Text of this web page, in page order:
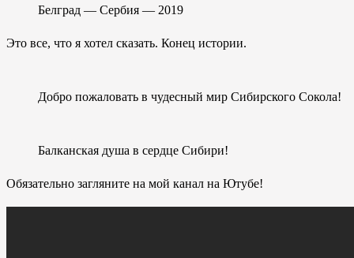
Белград — Сербия — 2019
Это все, что я хотел сказать. Конец истории.
Добро пожаловать в чудесный мир Сибирского Сокола!
Балканская душа в сердце Сибири!
Обязательно загляните на мой канал на Ютубе!